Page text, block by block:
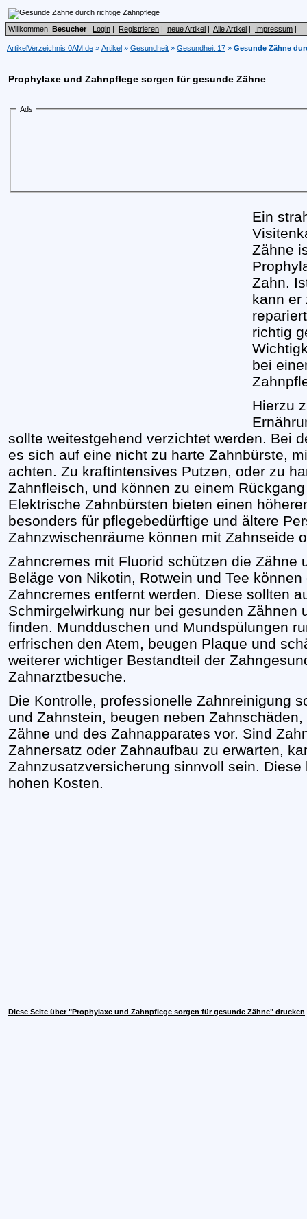
Willkommen: Besucher Login | Registrieren | neue Artikel | Alle Artikel | Impressum |
ArtikelVerzeichnis 0AM.de » Artikel » Gesundheit » Gesundheit 17 » Gesunde Zähne
Prophylaxe und Zahnpflege sorgen für gesunde Zähne
Ads
Ein
Zähne
Zahn.
kann er
richtig
bei
Hierzu
sollte weitestgehend verzichtet werden. Bei
es sich auf eine nicht zu harte Zahnbürste,
achten. Zu kraftintensives Putzen, oder zu
Zahnfleisch, und können zu einem
Elektrische Zahnbürsten bieten einen
besonders für pflegebedürftige und ältere
Zahnzwischenräume können mit Zahnseide
Zahncremes mit Fluorid schützen die Zähne
Beläge von Nikotin, Rotwein und Tee
Zahncremes entfernt werden. Diese sollten
Schmirgelwirkung nur bei gesunden Zähnen
finden. Mundduschen und Mundspülungen
erfrischen den Atem, beugen Plaque und
weiterer wichtiger Bestandteil der
Zahnarztbesuche.
Die Kontrolle, professionelle Zahnreinigung
und Zahnstein, beugen neben
Zähne und des Zahnapparates vor. Sind
Zahnersatz oder Zahnaufbau zu erwarten,
Zahnzusatzversicherung sinnvoll sein.
hohen Kosten.
Diese Seite über "Prophylaxe und Zahnpflege sorgen für gesunde Zähne" drucken